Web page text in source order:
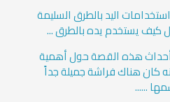
اليد بالطرق السليمة
كيف يستخدم يده بالطرق ...
أحداث هذه القصة حول أهمية
كان هناك فراشة جميلة جداً
......